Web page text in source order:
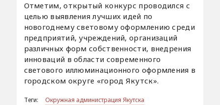
Отметим, открытый конкурс проводился с
целью выявления лучших идей по
новогоднему световому оформлению среди
предприятий, учреждений, организаций
различных форм собственности, внедрения
инноваций в области современного
светового иллюминационного оформления в
городском округе «город Якутск».
Теги:
Окружная администрация Якутска